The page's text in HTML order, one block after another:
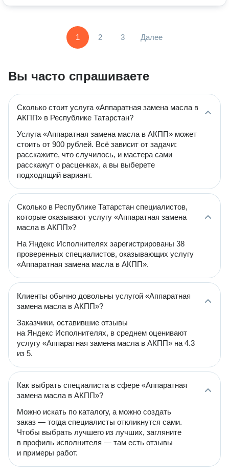
1 2 3 Далее
Вы часто спрашиваете
Сколько стоит услуга «Аппаратная замена масла в
АКПП» в Республике Татарстан?
Услуга «Аппаратная замена масла в АКПП» может
стоить от 900 рублей. Всё зависит от задачи:
расскажите, что случилось, и мастера сами
расскажут о расценках, а вы выберете
подходящий вариант.
Сколько в Республике Татарстан специалистов,
которые оказывают услугу «Аппаратная замена
масла в АКПП»?
На Яндекс Исполнителях зарегистрированы 38
проверенных специалистов, оказывающих услугу
«Аппаратная замена масла в АКПП».
Клиенты обычно довольны услугой «Аппаратная
замена масла в АКПП»?
Заказчики, оставившие отзывы
на Яндекс Исполнителях, в среднем оценивают
услугу «Аппаратная замена масла в АКПП» на 4.3
из 5.
Как выбрать специалиста в сфере «Аппаратная
замена масла в АКПП»?
Можно искать по каталогу, а можно создать
заказ — тогда специалисты откликнутся сами.
Чтобы выбрать лучшего из лучших, загляните
в профиль исполнителя — там есть отзывы
и примеры работ.